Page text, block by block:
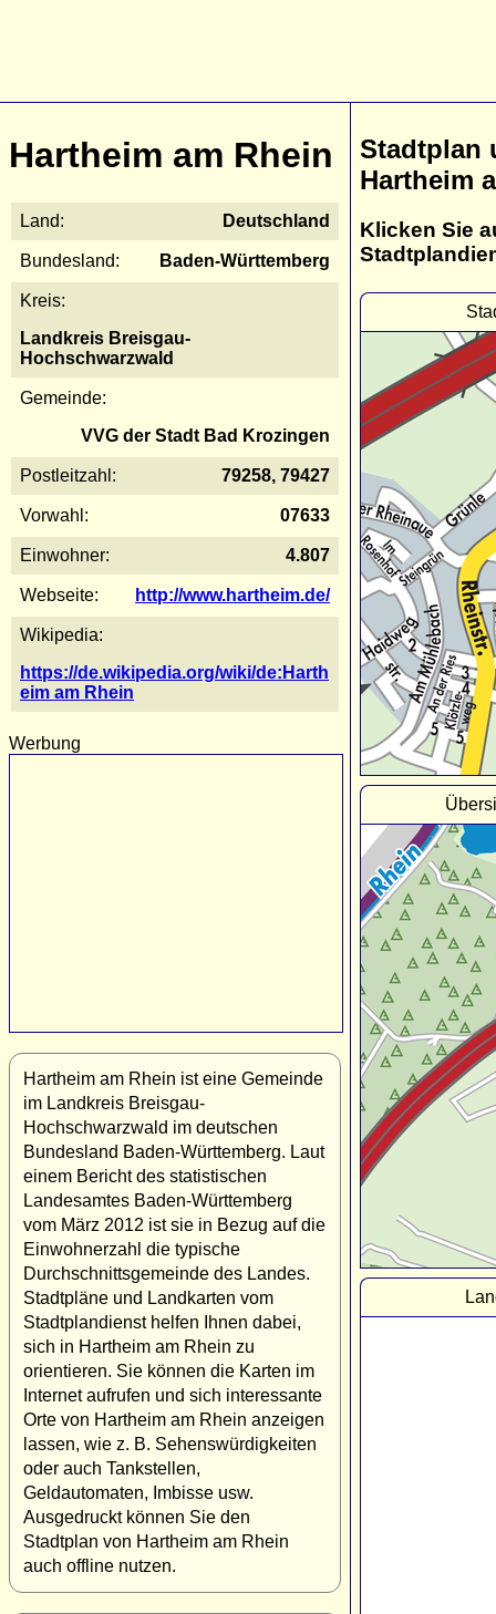
Hartheim am Rhein
Land: Deutschland
Bundesland: Baden-Württemberg
Kreis:
Landkreis Breisgau-
Hochschwarzwald
Gemeinde:
VVG der Stadt Bad Krozingen
Postleitzahl: 79258, 79427
Vorwahl: 07633
Einwohner: 4.807
Webseite: http://www.hartheim.de/
Wikipedia:
https://de.wikipedia.org/wiki/de:Harth
eim am Rhein
Werbung
Hartheim am Rhein ist eine Gemeinde
im Landkreis Breisgau-
Hochschwarzwald im deutschen
Bundesland Baden-Württemberg. Laut
einem Bericht des statistischen
Landesamtes Baden-Württemberg
vom März 2012 ist sie in Bezug auf die
Einwohnerzahl die typische
Durchschnittsgemeinde des Landes.
Stadtpläne und Landkarten vom
Stadtplandienst helfen Ihnen dabei,
sich in Hartheim am Rhein zu
orientieren. Sie können die Karten im
Internet aufrufen und sich interessante
Orte von Hartheim am Rhein anzeigen
lassen, wie z. B. Sehenswürdigkeiten
oder auch Tankstellen,
Geldautomaten, Imbisse usw.
Ausgedruckt können Sie den
Stadtplan von Hartheim am Rhein
auch offline nutzen.
Stadtplan
Hartheim
Klicken Sie